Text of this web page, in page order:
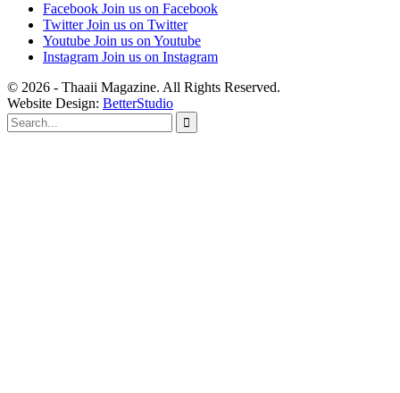
Facebook Join us on Facebook
Twitter Join us on Twitter
Youtube Join us on Youtube
Instagram Join us on Instagram
© 2026 - Thaaii Magazine. All Rights Reserved.
Website Design: BetterStudio